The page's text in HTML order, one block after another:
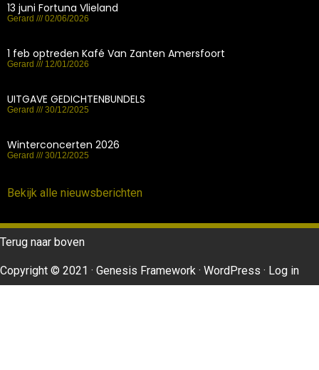
13 juni Fortuna Vlieland
Gerard 02/06/2026
1 feb optreden Kafé Van Zanten Amersfoort
Gerard 12/01/2026
UITGAVE GEDICHTENBUNDELS
Gerard 30/12/2025
Winterconcerten 2026
Gerard 30/12/2025
Bekijk alle nieuwsberichten
Terug naar boven
Copyright © 2021 · Genesis Framework · WordPress · Log in